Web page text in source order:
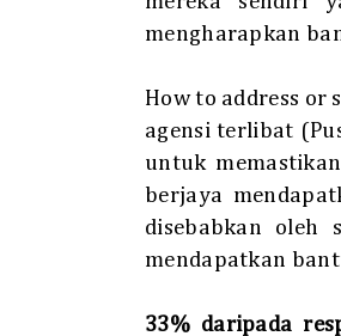
mengharapkan
How to address or
agensi terlibat
untuk
berjaya
disebabkan oleh
mendapatkan
33% daripada